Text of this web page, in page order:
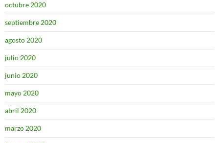
octubre 2020
septiembre 2020
agosto 2020
julio 2020
junio 2020
mayo 2020
abril 2020
marzo 2020